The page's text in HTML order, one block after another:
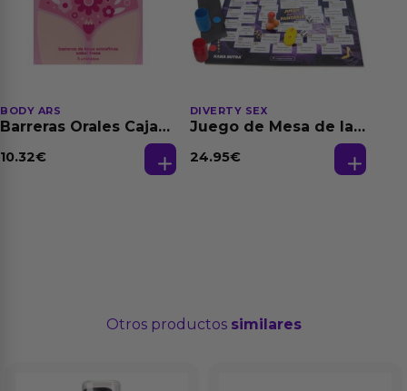
BODY ARS
Barreras Orales Caja
10.32€
DIVERTY SEX
Juego de Mesa de las
24.95€
Otros productos similares